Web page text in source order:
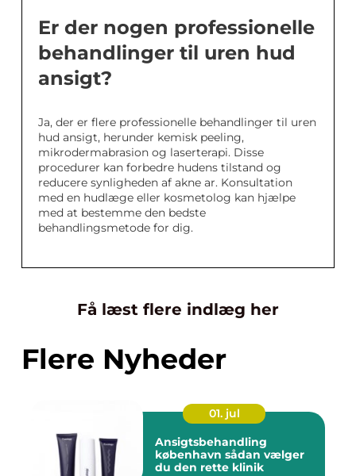
Er der nogen professionelle
behandlinger til uren hud
ansigt?
Ja, der er flere professionelle behandlinger til uren
hud ansigt, herunder kemisk peeling,
mikrodermabrasion og laserterapi. Disse
procedurer kan forbedre hudens tilstand og
reducere synligheden af akne ar. Konsultation
med en hudlæge eller kosmetolog kan hjælpe
med at bestemme den bedste
behandlingsmetode for dig.
Få læst flere indlæg her
Flere Nyheder
01. jul
Ansigtsbehandling
københavn sådan vælger
du den rette klinik